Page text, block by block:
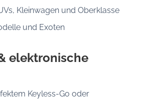
Kleinwagen und Oberklasse
und Exoten
elektronische
Keyless-Go oder